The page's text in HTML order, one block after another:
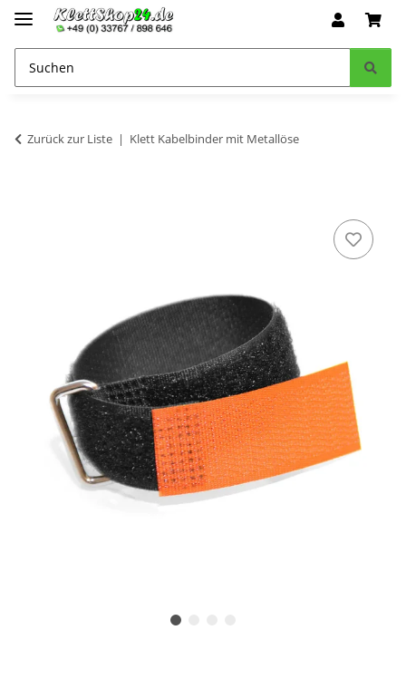
Zurück zur Liste Klett Kabelbinder mit Metallöse